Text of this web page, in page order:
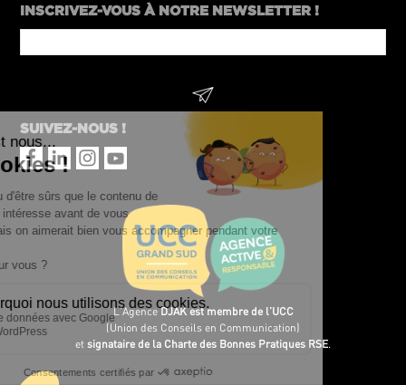
INSCRIVEZ-VOUS À NOTRE NEWSLETTER !
Name *
SUIVEZ-NOUS !
L’AgenceDJAK est membre de l’UCC
(Union des Conseils en Communication)
et signataire de la Charte des Bonnes Pratiques RSE.